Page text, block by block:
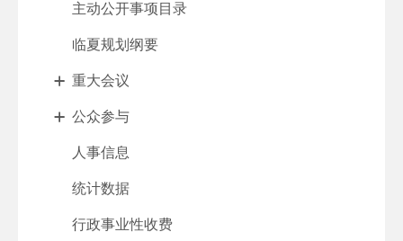
主动公开事项目录
临夏规划纲要
重大会议
公众参与
人事信息
统计数据
行政事业性收费